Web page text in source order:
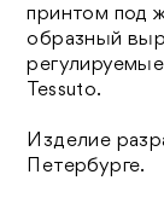
принтом под
образный
Tessuto.
Изделие
Петербурге.